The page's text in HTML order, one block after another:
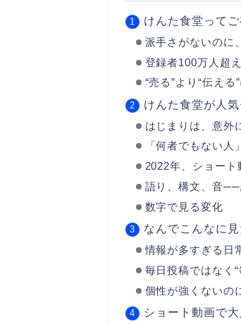
けんた食堂って
派手さがないのに
登録者100万人超え
“売る”より“伝える
けんた食堂が人
はじまりは、意外
「何者でもない人
2022年、ショート
語り、構文、音──
数字で見る変化
なんでこんなに
情報が多すぎる日
毎日投稿ではなく
個性が強くないの
ショート動画で大